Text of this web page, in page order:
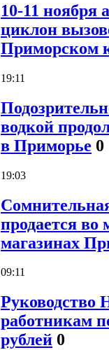
10-11 ноября
циклон
Приморском
19:11
водкой
в Приморье 0
19:03
продается во
магазинах
09:11
Руководство
работникам
рублей 0